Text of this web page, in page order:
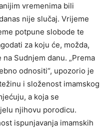
vremenima bili
nije slučaj. Vrijeme
potpune slobode te
za koju će, možda,
Sudnjem danu. „Prema
odnositi“, upozorio je
i složenost imamskog
a koja se
njihovu porodicu.
ispunjavanja imamskih